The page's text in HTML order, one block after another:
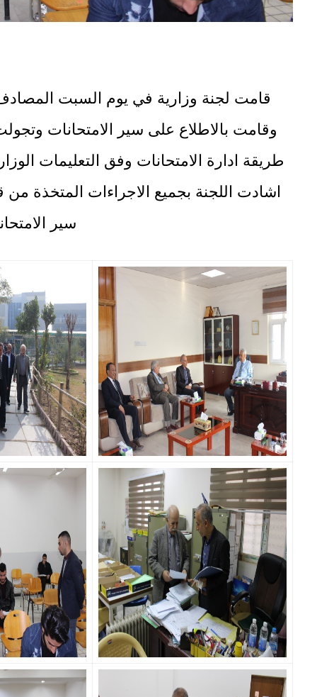
وقامت بالاطلاع على سير الامتحانات
طريقة ادارة الامتحانات وفق التعليمات
اشادت اللجنة بجميع الاجراءات المتخذة
سير